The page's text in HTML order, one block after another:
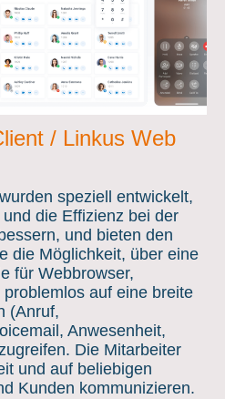
/ Linkus Web
speziell entwickelt,
die Effizienz bei der
und bieten den
die Möglichkeit, über eine
für Webbrowser,
auf eine breite
(Anruf,
Anwesenheit,
Die Mitarbeiter
und auf beliebigen
Kunden kommunizieren.